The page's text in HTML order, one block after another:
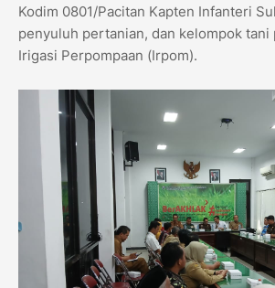
Kodim 0801/Pacitan Kapten Infanteri
penyuluh pertanian, dan kelompok tani
Irigasi Perpompaan (Irpom).